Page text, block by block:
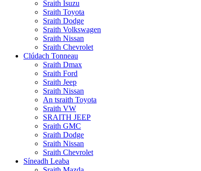
Sraith Isuzu
Sraith Toyota
Sraith Dodge
Sraith Volkswagen
Sraith Nissan
Sraith Chevrolet
Clúdach Tonneau
Sraith Dmax
Sraith Ford
Sraith Jeep
Sraith Nissan
An tsraith Toyota
Sraith VW
SRAITH JEEP
Sraith GMC
Sraith Dodge
Sraith Nissan
Sraith Chevrolet
Síneadh Leaba